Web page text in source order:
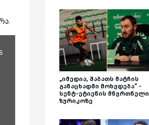
„იმედია, შაბათს მატჩის
განაცხადში მოხვდება“ -
სენტ-ეტიენის მწვრთნელი
ზურიკოზე